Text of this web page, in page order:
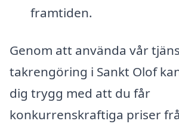
framtiden.
Genom att använda vår
takrengöring i Sankt Olof
dig trygg med att du får
konkurrenskraftiga priser